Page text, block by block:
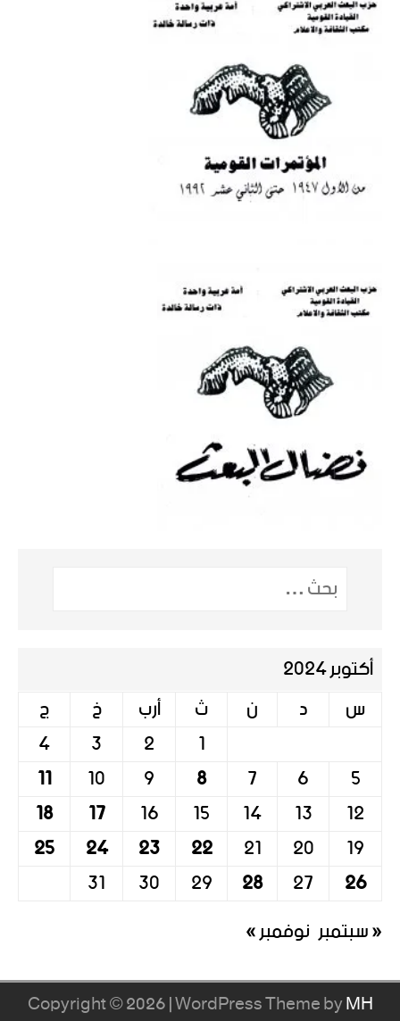
أكتوبر 2024
س
د ن ث أرب خ ج
1
2
3
4
5
6
7
8
9
10
11
12
13
14
15
16
17
18
19
20
21
22
23
24
25
26
27
28
29
30
31
« سبتمبرنوفمبر »
Copyright © 2026 | WordPress Theme byMH